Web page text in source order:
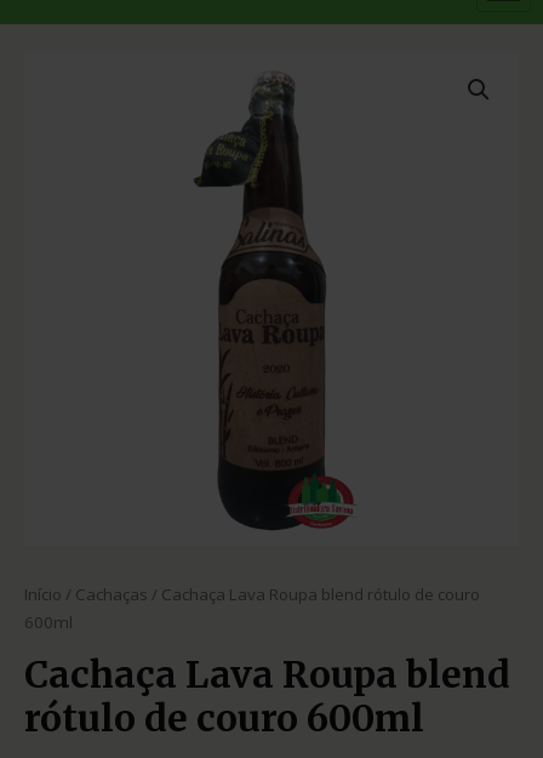
Início / Cachaças / Cachaça Lava Roupa blend rótulo de couro
600ml
Cachaça Lava Roupa blend
rótulo de couro 600ml